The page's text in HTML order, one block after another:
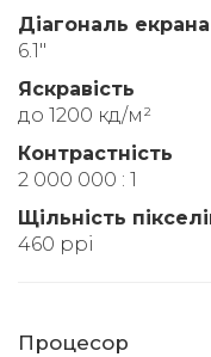
Діагональ екрана
6.1"
Яскравість
до 1200 кд/м²
Контрастність
2 000 000 : 1
Щільність
460 ppi
Процесор